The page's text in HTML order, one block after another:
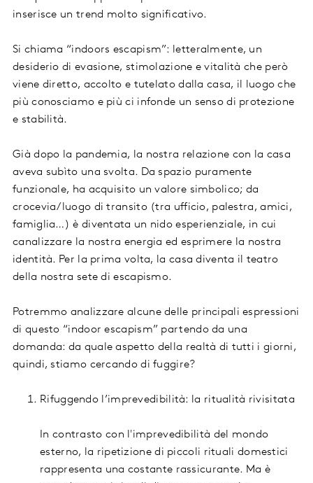
inserisce un trend molto significativo.
Si chiama “indoors escapism”: letteralmente, un
desiderio di evasione, stimolazione e vitalità che però
viene diretto, accolto e tutelato dalla casa, il luogo che
più conosciamo e più ci infonde un senso di protezione
e stabilità.
Già dopo la pandemia, la nostra relazione con la casa
aveva subìto una svolta. Da spazio puramente
funzionale, ha acquisito un valore simbolico; da
crocevia/luogo di transito (tra ufficio, palestra, amici,
famiglia…) è diventata un nido esperienziale, in cui
canalizzare la nostra energia ed esprimere la nostra
identità. Per la prima volta, la casa diventa il teatro
della nostra sete di escapismo.
Potremmo analizzare alcune delle principali espressioni
di questo “indoor escapism” partendo da una
domanda: da quale aspetto della realtà di tutti i giorni,
quindi, stiamo cercando di fuggire?
Rifuggendo l’imprevedibilità: la ritualità rivisitata
In contrasto con l'imprevedibilità del mondo
esterno, la ripetizione di piccoli rituali domestici
rappresenta una costante rassicurante. Ma è